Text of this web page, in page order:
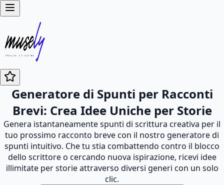
Generatore di Spunti per Racconti
Brevi: Crea Idee Uniche per Storie
Genera istantaneamente spunti di scrittura creativa per il
tuo prossimo racconto breve con il nostro generatore di
spunti intuitivo. Che tu stia combattendo contro il blocco
dello scrittore o cercando nuova ispirazione, ricevi idee
illimitate per storie attraverso diversi generi con un solo
clic.